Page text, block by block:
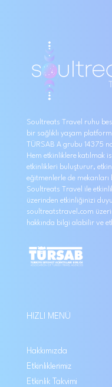
Soultreats Travel ruhu
bir sağlıklı yaşam
TÜRSAB A grubu 14375
Hem etkinliklere katılmak
etkinlikleri buluşturur,
eğitmenlerle de
Soultreats Travel ile
üzerinden etkinliğinizi
soultreatstravel.com
hakkında bilgi alabilir ve
HIZLI MENÜ
Hakkımızda
Etkinliklerimiz
Etkinlik Takvimi